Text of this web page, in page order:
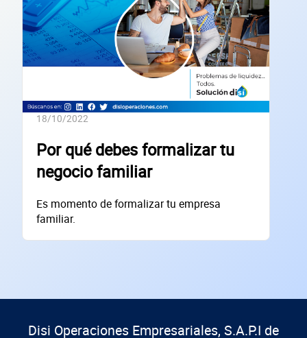
18/10/2022
Por qué debes formalizar tu
negocio familiar
Es momento de formalizar tu empresa
familiar.
Razón social
RFC de la empresa
Lo usamos solo para validar tu identidad fiscal — nunca lo compartimos con
Código Postal
Dirección de la empresa: Calle
Núm. Ext./Int.
+69empresas financiadas en los últimos 30 días
Disi Operaciones Empresariales, S.A.P.I de